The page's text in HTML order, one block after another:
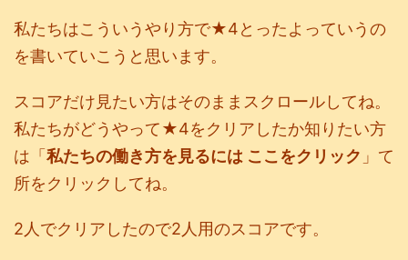
私たちはこういうやり方で★4とったよっていうの
を書いていこうと思います。
スコアだけ見たい方はそのままスクロールしてね。
私たちがどうやって★4をクリアしたか知りたい方
は「 私たちの働き方を見るには ここをクリック 」て
所をクリックしてね。
2人でクリアしたので2人用のスコアです。